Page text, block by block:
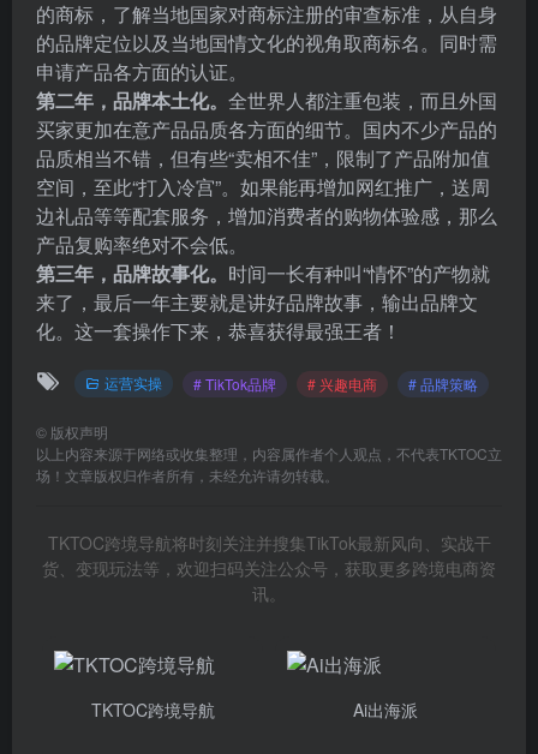
的商标，了解当地国家对商标注册的审查标准，从自身
的品牌定位以及当地国情文化的视角取商标名。同时需
申请产品各方面的认证。
第二年 ，品牌本土化。 全世界人都注重包装，而且外国
买家更加在意产品品质各方面的细节。国内不少产品的
品质相当不错，但有些“卖相不佳”，限制了产品附加值
空间，至此“打入冷宫”。如果能再增加网红推广，送周
边礼品等等配套服务，增加消费者的购物体验感，那么
产品复购率绝对不会低。
第三年，品牌故事化。 时间一长有种叫“情怀”的产物就
来了， 最后一年主要就是讲好品牌故事，输出品牌文
化。这一套操作下来，恭喜获得最强王者！
运营实操 # TikTok品牌 # 兴趣电商 # 品牌策略
© 版权声明
以上内容来源于网络或收集整理，内容属作者个人观点，不代表TKTOC立
场！文章版权归作者所有，未经允许请勿转载。
TKTOC跨境导航将时刻关注并搜集TikTok最新风向、实战干
货、变现玩法等，欢迎扫码关注公众号，获取更多跨境电商资
讯。
TKTOC跨境导航 Ai出海派